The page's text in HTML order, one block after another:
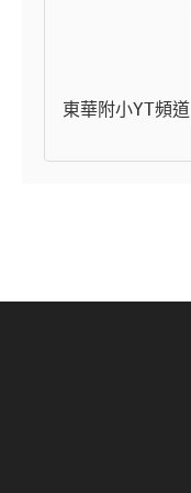
東華附小YT頻道